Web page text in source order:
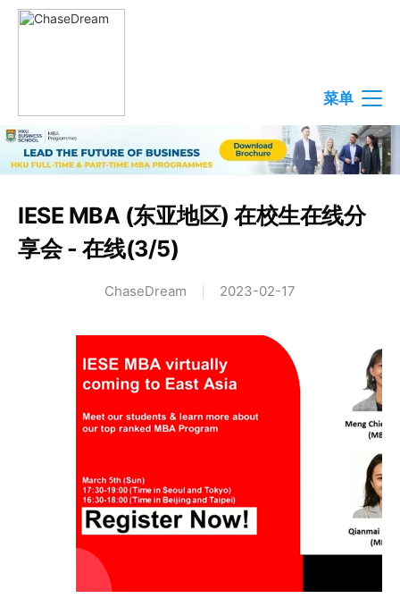
菜单
IESE MBA (东亚地区) 在校生在线分
享会 - 在线(3/5)
ChaseDream 2023-02-17